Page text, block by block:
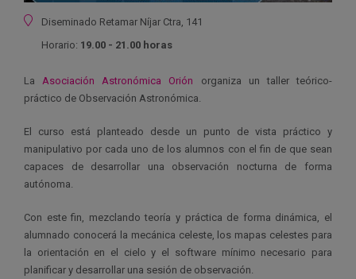
Ubicación
Diseminado Retamar Níjar Ctra, 141
Horario: 19.00 - 21.00 horas
LaAsociación Astronómica Orión organiza un taller teórico-
práctico de Observación Astronómica.
El curso está planteado desde un punto de vista práctico y
manipulativo por cada uno de los alumnos con el fin de que sean
capaces de desarrollar una observación nocturna de forma
autónoma.
Con este fin, mezclando teoría y práctica de forma dinámica, el
alumnado conocerá la mecánica celeste, los mapas celestes para
la orientación en el cielo y el software mínimo necesario para
planificar y desarrollar una sesión de observación.